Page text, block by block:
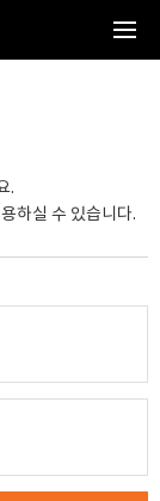
.
하실 수 있습니다.